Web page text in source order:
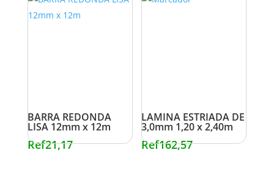
BARRA REDONDA
LISA 12mm x 12m
Ref21,17
LAMINA ESTRIADA DE
3,0mm 1,20 x 2,40m
Ref162,57